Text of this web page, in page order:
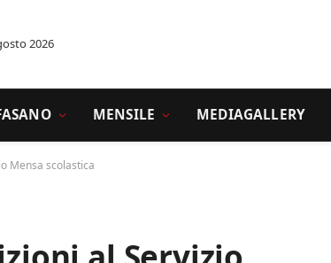
2026
MENSILE MEDIAGALLERY
Mensa scolastica